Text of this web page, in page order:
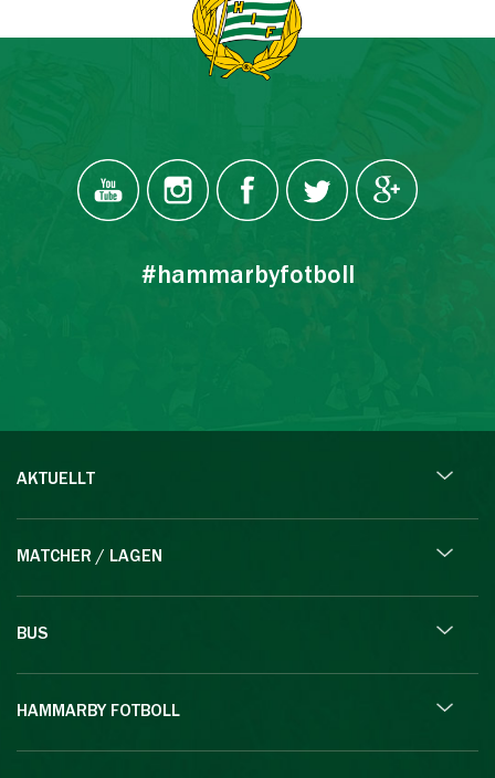
#hammarbyfotboll
AKTUELLT
MATCHER / LAGEN
BUS
HAMMARBY FOTBOLL